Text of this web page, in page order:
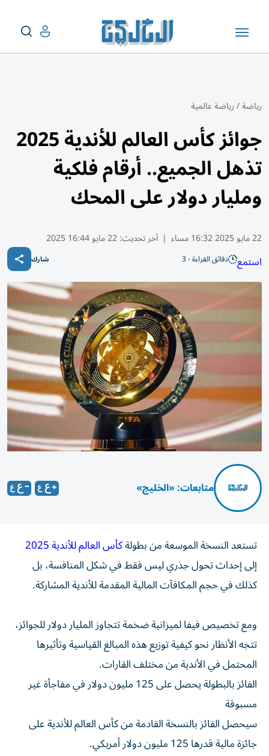
رياضة/رياضة عالمية
جوائز كأس العالم للأندية 2025
تذهل الجميع.. أرقام فلكية
ومليار دولار على المحك
22 مايو 2025 16:32 مساء | آخر تحديث:22 مايو 16:44 2025
استمع دقائق القراءة - 3 شارك
متابعات: «الخليج»
تستعد النسخة الموسعة من بطولةكأس العالم للأندية 2025
إلى إحداث تحول جذري ليس فقط في شكل المنافسة، بل
كذلك في حجم المكافآت المالية المقدمة للأندية المشاركة.
ومع تخصيص فيفا لميزانية ضخمة تتجاوز المليار دولار للجوائز،
تتجه الأنظار نحو كيفية توزيع هذه المبالغ القياسية وتأثيرها
المحتمل في الأندية من مختلف القارات.
الفائز بالبطولة يحصل على 125 مليون دولار في مفاجأة غير
مسبوقة
سيحصل الفائز بالنسخة القادمة من كأس العالم للأندية على
جائزة مالية قدرها 125 مليون دولار أمريكي.